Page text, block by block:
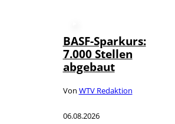
BASF-Sparkurs:
7.000 Stellen
abgebaut
Von WTV Redaktion
06.08.2026